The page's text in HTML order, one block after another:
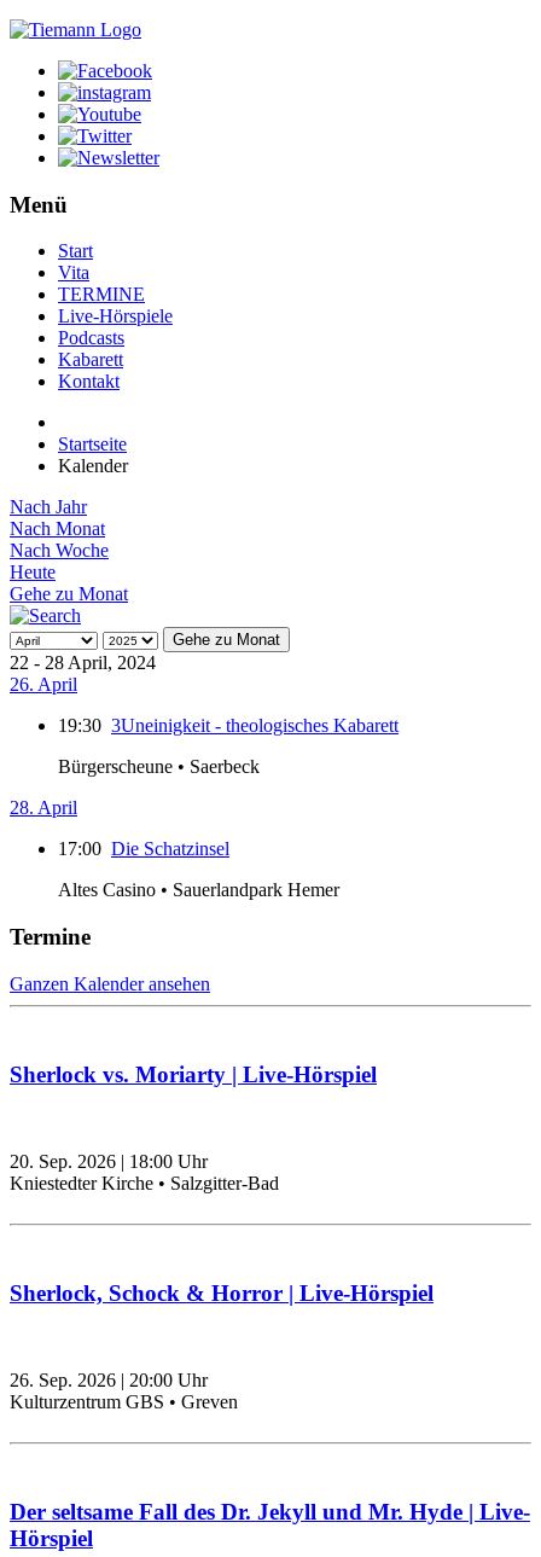
Menü
Start
Vita
TERMINE
Live-Hörspiele
Podcasts
Kabarett
Kontakt
Startseite
Kalender
Nach Jahr
Nach Monat
Nach Woche
Heute
Gehe zu Monat
Gehe zu Monat
22 - 28 April, 2024
26. April
19:30 3Uneinigkeit - theologisches Kabarett
Bürgerscheune • Saerbeck
28. April
17:00 Die Schatzinsel
Altes Casino • Sauerlandpark Hemer
Termine
Ganzen Kalender ansehen
Sherlock vs. Moriarty | Live-Hörspiel
20. Sep. 2026 | 18:00 Uhr
Kniestedter Kirche • Salzgitter-Bad
Sherlock, Schock & Horror | Live-Hörspiel
26. Sep. 2026 | 20:00 Uhr
Kulturzentrum GBS • Greven
Der seltsame Fall des Dr. Jekyll und Mr. Hyde | Live-
Hörspiel